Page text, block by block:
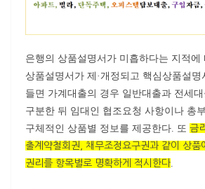
은행의 상품설명서가 미흡하다는 지적에
상품설명서가 제·개정되고 핵심상품설
들면 가계대출의 경우 일반대출과 전세
구분한 뒤 임대인 협조요청 사항이나 총
구체적인 상품별 정보를 제공한다. 또 금
출계약철회권, 채무조정요구권과 같이 상품
권리를 항목별로 명확하게 적시한다